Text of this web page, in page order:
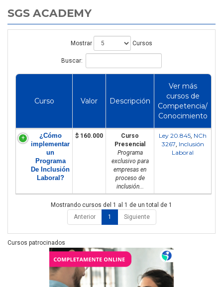
SGS ACADEMY
Mostrar Cursos
Buscar:
Curso Valor Descripción
Ver más
cursos de
Competencia/
Conocimiento
¿Cómo
implementar
un
Programa
De Inclusión
Laboral?
$ 160.000
Curso
Presencial
Programa
exclusivo para
empresas en
proceso de
inclusión...
Ley 20.845, NCh
3267, Inclusión
Laboral
Mostrando cursos del 1 al 1 de un total de 1
Anterior
1 Siguiente
Cursos patrocinados